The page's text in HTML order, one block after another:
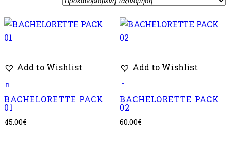
Add to Wishlist
BACHELORETTE PACK
01
45.00€
Add to Wishlist
BACHELORETTE PACK
02
60.00€